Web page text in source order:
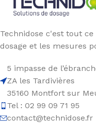
Technidose c'est tout
dosage et les mesures
5 impasse de
ZA les Tardivières
35160 Montfort sur
Tel : 02 99 09 71 95
contact@technidose.fr